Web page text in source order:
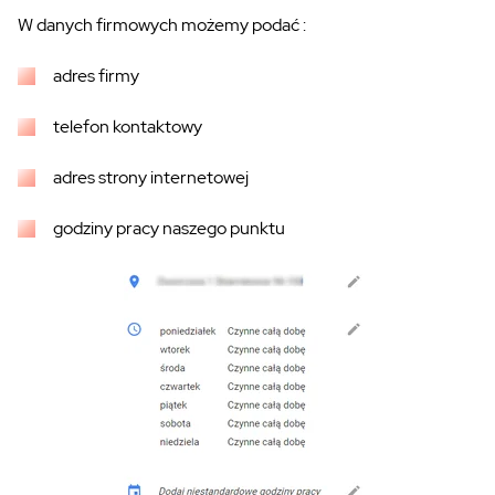
W danych firmowych możemy podać :
adres firmy
telefon kontaktowy
adres strony internetowej
godziny pracy naszego punktu